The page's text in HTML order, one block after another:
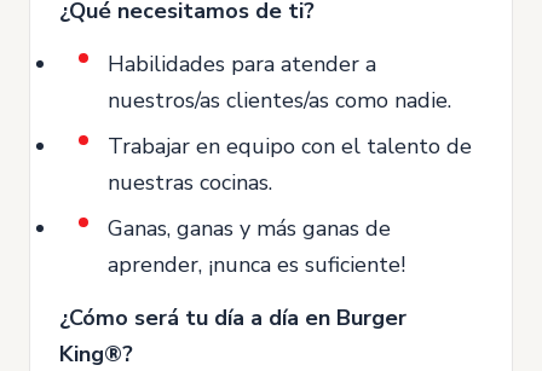
¿Qué necesitamos de ti?
Habilidades para atender a
nuestros/as clientes/as como nadie.
Trabajar en equipo con el talento de
nuestras cocinas.
Ganas, ganas y más ganas de
aprender, ¡nunca es suficiente!
¿Cómo será tu día a día en Burger
King®?